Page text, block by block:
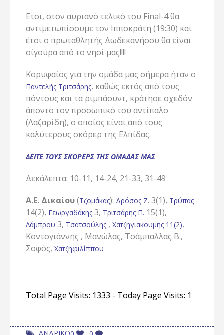
Ετσι, στον αυριανό τελικό του Final-4 θα
αντιμετωπίσουμε τον Ιπποκράτη (19:30) και
έτσι ο πρωταθλητής Δωδεκανήσου θα είναι
σίγουρα από το νησί μας!!!!
Κορυφαίος για την ομάδα μας σήμερα ήταν ο
Παντελής Τριτσάρης, καθώς εκτός από τους
πόντους και τα ριμπάουντ, κράτησε σχεδόν
άποντο τον προσωπικό του αντίπαλο
(Λαζαρίδη), ο οποίος είναι από τους
καλύτερους σκόρερ της Ελπίδας.
ΔΕΙΤΕ ΤΟΥΣ ΣΚΟΡΕΡΣ ΤΗΣ ΟΜΑΔΑΣ ΜΑΣ
Δεκάλεπτα: 10-11, 14-24, 21-33, 31-49
Α.Ε. Δικαίου(Τζομάκας): Δρόσος Ζ. 3(1), Τρύπας
14(2), Γεωργαδάκης3, Τριτσάρης Π. 15(1),
Λάμπρου 3, Τσατσούλης, Χατζηγιακουμής 11(2),
Κοντογιάννης , Μανώλας, Τσάμπαλλας Β.,
Σοφός, Χατζηφιλίππου
Total Page Visits: 1333 - Today Page Visits: 1